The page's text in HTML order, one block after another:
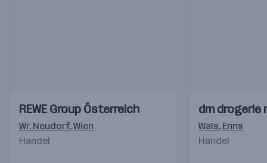
Videos
Einblicke
Einblicke
REWE Group Österreich
Wr. Neudorf,Wien
Handel
Videos
Einblicke
Einblicke
dm drogerie
Wals, Enns
Handel